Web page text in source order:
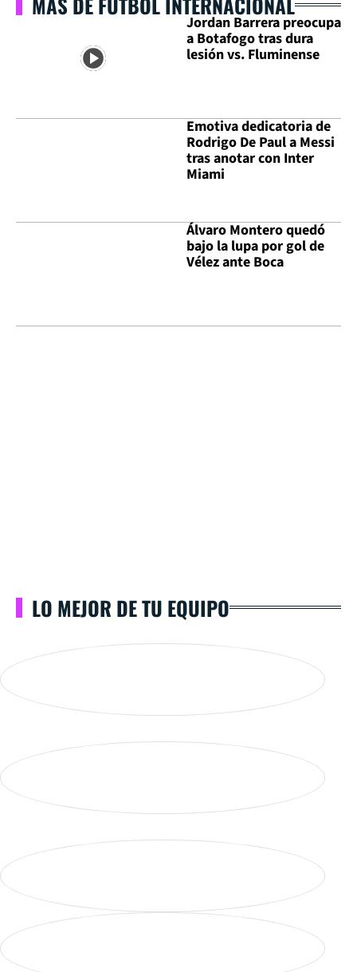
Jordan Barrera preocupa
a Botafogo tras dura
lesión vs. Fluminense
Emotiva dedicatoria de
Rodrigo De Paul a Messi
tras anotar con Inter
Miami
Álvaro Montero quedó
bajo la lupa por gol de
Vélez ante Boca
LO MEJOR DE TU EQUIPO